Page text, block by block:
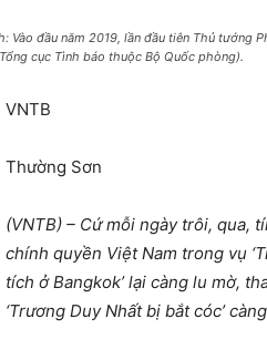
Vào đầu năm 2019, lần đầu tiên Thủ tướng
cục Tình báo thuộc Bộ Quốc phòng).
VNTB
Thường Sơn
(VNTB) – Cứ mỗi ngày trôi, qua,
chính quyền Việt Nam trong vụ
tích ở Bangkok’ lại càng lu mờ,
‘Trương Duy Nhất bị bắt cóc’